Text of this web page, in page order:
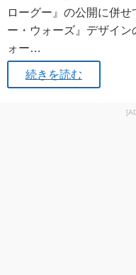
ローグー』の公開に併
ー・ウォーズ』デザイ
ォー…
続きを読む